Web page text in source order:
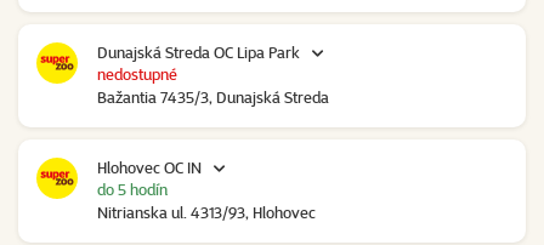
Dunajská Streda OC Lipa Park
Bažantia 7435/3, Dunajská Streda
nedostupné
Hlohovec OC IN
Nitrianska ul. 4313/93, Hlohovec
do 5 hodín